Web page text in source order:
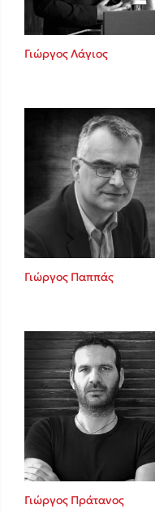
Γιώργος Λάγιος
Γιώργος Παππάς
Γιώργος Πράτανος